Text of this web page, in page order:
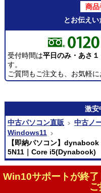
商
とお伝えい
受付時間は平日のみ・あさ
す。
ご質問もご注文も、お気軽に
激安
中古パソコン直販
中古ノ
Windows11
【即納パソコン】
5N11｜Core i5(Dynabook)
Win10サポートが終
ご